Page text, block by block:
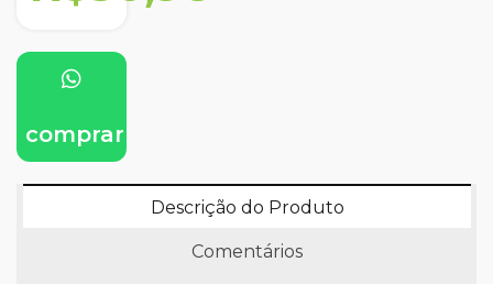
comprar
Descrição do Produto
Comentários